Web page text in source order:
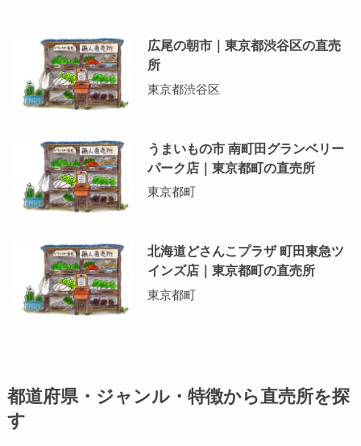
広尾の朝市｜東京都渋谷区の直売
所
東京都渋谷区
うまいもの市 南町田グランベリー
パーク店｜東京都町の直売所
東京都町
北海道どさんこプラザ 町田東急ツ
インズ店｜東京都町の直売所
東京都町
都道府県・ジャンル・特徴から直売所を探
す